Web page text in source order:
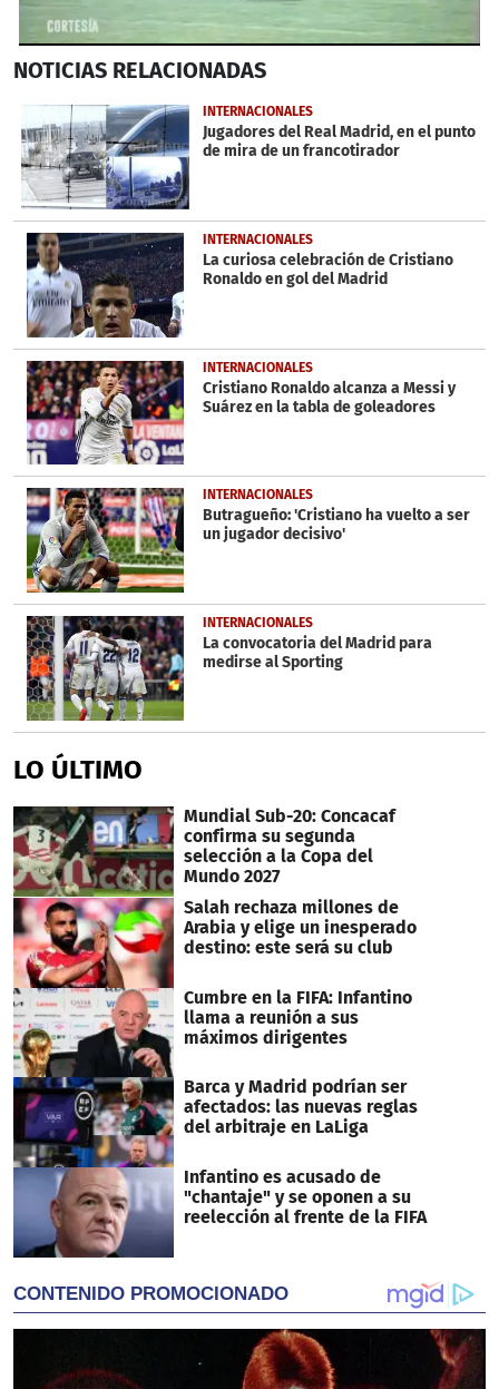
seconds
1
minute,
3
seconds
NOTICIAS RELACIONADAS
INTERNACIONALES
Jugadores del Real Madrid, en el punto
de mira de un francotirador
INTERNACIONALES
La curiosa celebración de Cristiano
Ronaldo en gol del Madrid
INTERNACIONALES
Cristiano Ronaldo alcanza a Messi y
Suárez en la tabla de goleadores
INTERNACIONALES
Butragueño: 'Cristiano ha vuelto a ser
un jugador decisivo'
INTERNACIONALES
La convocatoria del Madrid para
medirse al Sporting
LO ÚLTIMO
Mundial Sub-20: Concacaf
confirma su segunda
selección a la Copa del
Mundo 2027
Salah rechaza millones de
Arabia y elige un inesperado
destino: este será su club
Cumbre en la FIFA: Infantino
llama a reunión a sus
máximos dirigentes
Barca y Madrid podrían ser
afectados: las nuevas reglas
del arbitraje en LaLiga
Infantino es acusado de
"chantaje" y se oponen a su
reelección al frente de la FIFA